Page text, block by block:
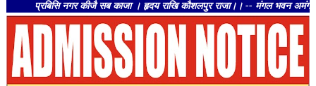
नगर कीजै सब काजा । हृदय राखि कौशलपुर राजा।। -- मंगल भवन अमंगल हारी।